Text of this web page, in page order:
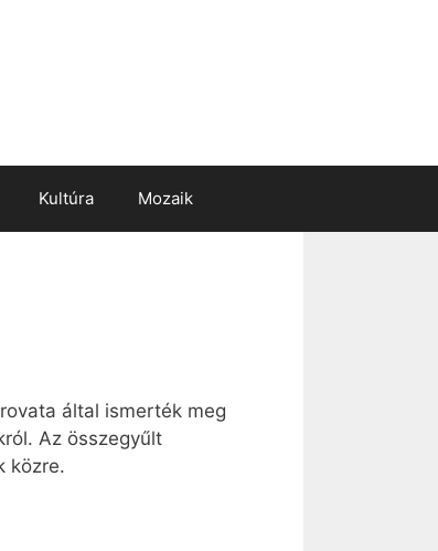
Kultúra Mozaik
által ismerték meg
Az összegyűlt
közre.